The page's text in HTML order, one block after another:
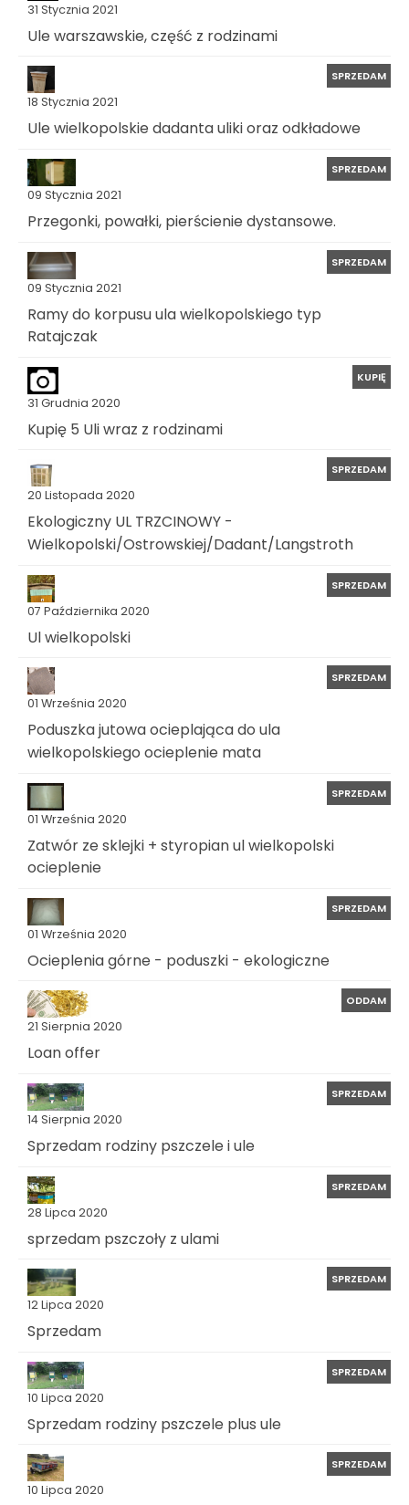
31 Stycznia 2021
Ule warszawskie, część z rodzinami
18 Stycznia 2021
SPRZEDAM
Ule wielkopolskie dadanta uliki oraz odkładowe
09 Stycznia 2021
SPRZEDAM
Przegonki, powałki, pierścienie dystansowe.
09 Stycznia 2021
SPRZEDAM
Ramy do korpusu ula wielkopolskiego typ
Ratajczak
31 Grudnia 2020
KUPIĘ
Kupię 5 Uli wraz z rodzinami
20 Listopada 2020
SPRZEDAM
Ekologiczny UL TRZCINOWY -
Wielkopolski/Ostrowskiej/Dadant/Langstroth
07 Października 2020
SPRZEDAM
Ul wielkopolski
01 Września 2020
SPRZEDAM
Poduszka jutowa ocieplająca do ula
wielkopolskiego ocieplenie mata
01 Września 2020
SPRZEDAM
Zatwór ze sklejki + styropian ul wielkopolski
ocieplenie
01 Września 2020
SPRZEDAM
Ocieplenia górne - poduszki - ekologiczne
21 Sierpnia 2020
ODDAM
Loan offer
14 Sierpnia 2020
SPRZEDAM
Sprzedam rodziny pszczele i ule
28 Lipca 2020
SPRZEDAM
sprzedam pszczoły z ulami
12 Lipca 2020
SPRZEDAM
Sprzedam
10 Lipca 2020
SPRZEDAM
Sprzedam rodziny pszczele plus ule
10 Lipca 2020
SPRZEDAM